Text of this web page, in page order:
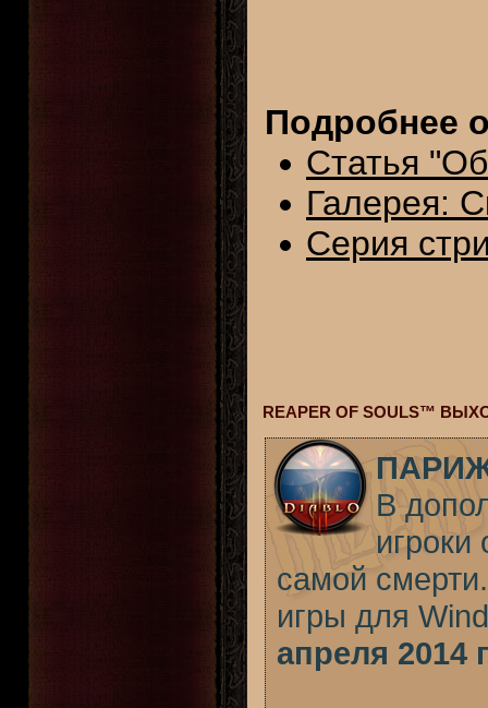
Подробнее
Статья
Галерея:
Серия
REAPER OF SOULS™
В
игроки
самой
игры для
апреля 2014